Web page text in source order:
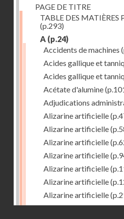
PAGE DE TITRE
TABLE DES MATIÈRES
(p.293)
A (p.24)
Accidents de machines
Acides gallique et
Acides gallique et
Acétate d'alumine
Adjudications
Alizarine artificielle
Alizarine artificielle
Alizarine artificielle
Alizarine artificielle
Alizarine artificielle
Alizarine artificielle
Alizarine artificielle
Alizarine artificielle